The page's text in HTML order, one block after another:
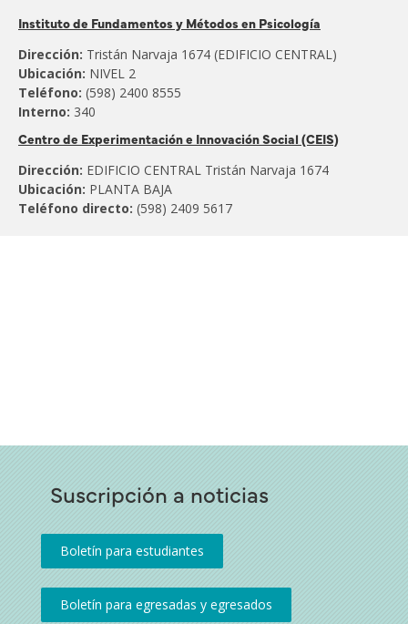
al:
Instituto de Fundamentos y Métodos en Psicología
Dirección: Tristán Narvaja 1674 (EDIFICIO CENTRAL)
Ubicación: NIVEL 2
Teléfono: (598) 2400 8555
Interno: 340
Centro de Experimentación e Innovación Social (CEIS)
Dirección: EDIFICIO CENTRAL Tristán Narvaja 1674
Ubicación: PLANTA BAJA
Teléfono directo: (598) 2409 5617
Suscripción a noticias